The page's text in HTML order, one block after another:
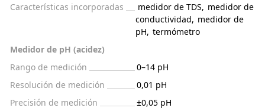
Características incorporadas
medidor de TDS, medidor de
conductividad, medidor de
pH, termómetro
Medidor de pH (acidez)
Rango de medición
0–14 pH
Resolución de medición
0,01 pH
Precisión de medición
±0,05 pH